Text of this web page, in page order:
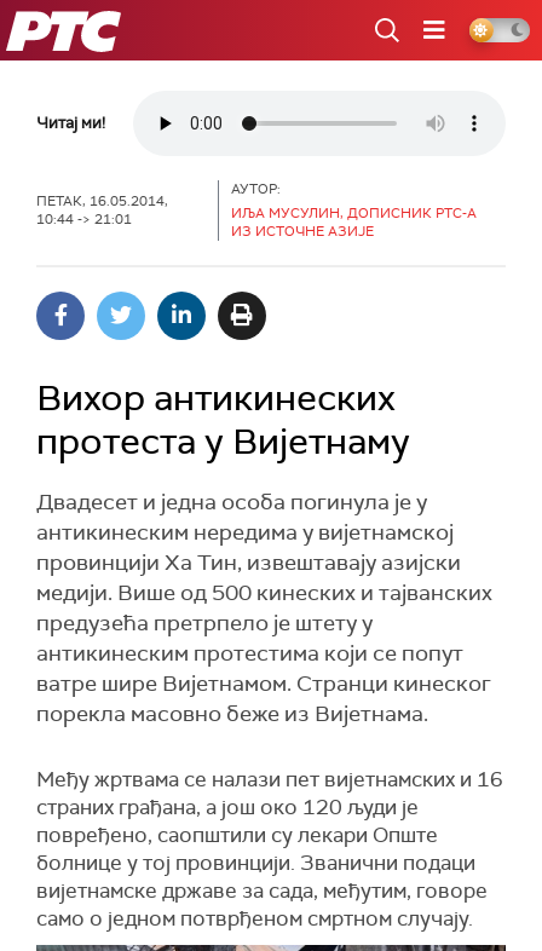
РТС
Читај ми!
ПЕТАК, 16.05.2014,
10:44 -> 21:01
АУТОР:
ИЉА МУСУЛИН, ДОПИСНИК РТС-А
ИЗ ИСТОЧНЕ АЗИЈЕ
Вихор антикинеских
протеста у Вијетнаму
Двадесет и једна особа погинула је у
антикинеским нередима у вијетнамској
провинцији Ха Тин, извештавају азијски
медији. Више од 500 кинеских и тајванских
предузећа претрпело је штету у
антикинеским протестима који се попут
ватре шире Вијетнамом. Странци кинеског
порекла масовно беже из Вијетнама.
Међу жртвама се налази пет вијетнамских и 16
страних грађана, а још око 120 људи је
повређено, саопштили су лекари Опште
болнице у тој провинцији. Званични подаци
вијетнамске државе за сада, међутим, говоре
само о једном потврђеном смртном случају.